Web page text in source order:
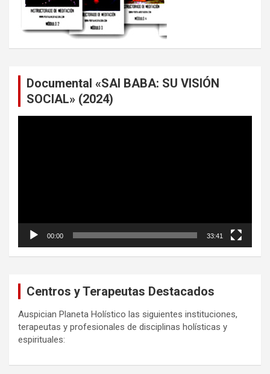
Documental «SAI BABA: SU VISIÓN
SOCIAL» (2024)
00:00 33:41
Centros y Terapeutas Destacados
Auspician Planeta Holístico las siguientes instituciones,
terapeutas y profesionales de disciplinas holísticas y
espirituales: